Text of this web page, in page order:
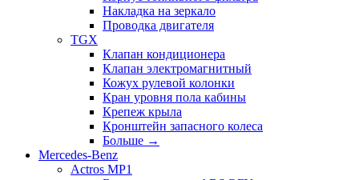
Накладка на зеркало
Проводка двигателя
TGX
Клапан кондиционера
Клапан электромагнитный
Кожух рулевой колонки
Кран уровня пола кабины
Крепеж крыла
Кронштейн запасного колеса
Больше →
Mercedes-Benz
Actros MP1